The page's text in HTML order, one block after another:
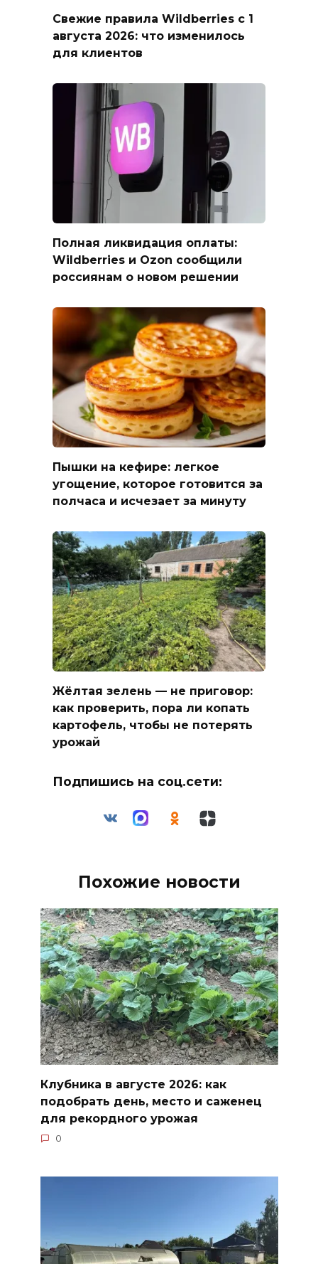
Свежие правила Wildberries с 1
августа 2026: что изменилось
для клиентов
Полная ликвидация оплаты:
Wildberries и Ozon сообщили
россиянам о новом решении
Пышки на кефире: легкое
угощение, которое готовится за
полчаса и исчезает за минуту
Жёлтая зелень — не приговор:
как проверить, пора ли копать
картофель, чтобы не потерять
урожай
Подпишись на соц.сети:
Похожие новости
Клубника в августе 2026: как
подобрать день, место и саженец
для рекордного урожая
0